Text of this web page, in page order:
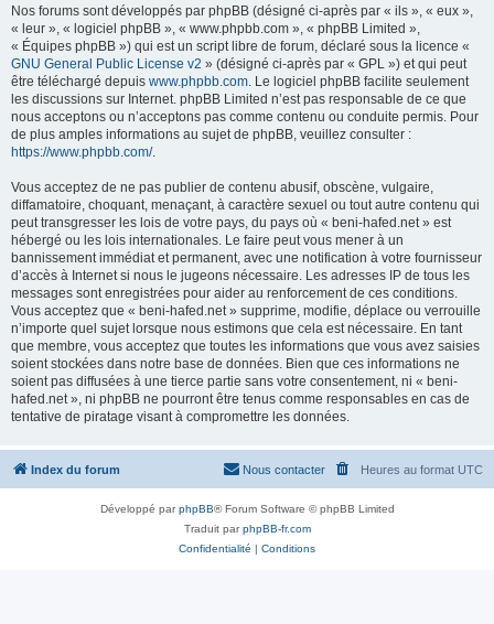
Nos forums sont développés par phpBB (désigné ci-après par « ils », « eux »,
« leur », « logiciel phpBB », « www.phpbb.com », « phpBB Limited »,
« Équipes phpBB ») qui est un script libre de forum, déclaré sous la licence «
GNU General Public License v2 » (désigné ci-après par « GPL ») et qui peut
être téléchargé depuis www.phpbb.com. Le logiciel phpBB facilite seulement
les discussions sur Internet. phpBB Limited n’est pas responsable de ce que
nous acceptons ou n’acceptons pas comme contenu ou conduite permis. Pour
de plus amples informations au sujet de phpBB, veuillez consulter :
https://www.phpbb.com/.
Vous acceptez de ne pas publier de contenu abusif, obscène, vulgaire,
diffamatoire, choquant, menaçant, à caractère sexuel ou tout autre contenu qui
peut transgresser les lois de votre pays, du pays où « beni-hafed.net » est
hébergé ou les lois internationales. Le faire peut vous mener à un
bannissement immédiat et permanent, avec une notification à votre fournisseur
d’accès à Internet si nous le jugeons nécessaire. Les adresses IP de tous les
messages sont enregistrées pour aider au renforcement de ces conditions.
Vous acceptez que « beni-hafed.net » supprime, modifie, déplace ou verrouille
n’importe quel sujet lorsque nous estimons que cela est nécessaire. En tant
que membre, vous acceptez que toutes les informations que vous avez saisies
soient stockées dans notre base de données. Bien que ces informations ne
soient pas diffusées à une tierce partie sans votre consentement, ni « beni-
hafed.net », ni phpBB ne pourront être tenus comme responsables en cas de
tentative de piratage visant à compromettre les données.
Index du forum Heures au format UTC
Nous contacter
Développé parphpBB® Forum Software © phpBB Limited
Traduit parphpBB-fr.com
Confidentialité | Conditions